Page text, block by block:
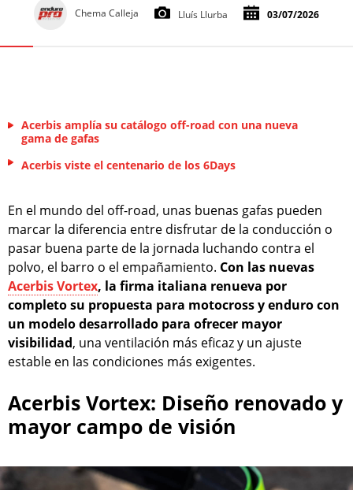
Chema Calleja Lluís Llurba 03/07/2026
Acerbis amplía su catálogo off-road con una nueva
gama de gafas
Acerbis viste el centenario de los 6Days
En el mundo del off-road, unas buenas gafas pueden
marcar la diferencia entre disfrutar de la conducción o
pasar buena parte de la jornada luchando contra el
polvo, el barro o el empañamiento. Con las nuevas
Acerbis Vortex, la firma italiana renueva por
completo su propuesta para motocross y enduro con
un modelo desarrollado para ofrecer mayor
visibilidad, una ventilación más eficaz y un ajuste
estable en las condiciones más exigentes.
Acerbis Vortex: Diseño renovado y
mayor campo de visión